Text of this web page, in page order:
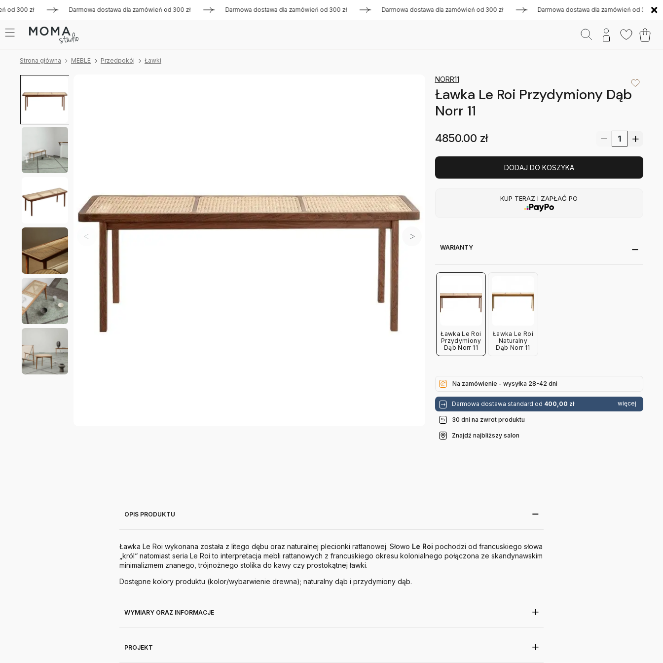
300 zł Darmowa dostawa dla zamówień od 300 zł Darmowa dostawa dla zamówień od 300 zł Darmowa dostawa dla zamówień od 300 zł Darmowa dostawa dla zamówień od 300 zł
Strona główna MEBLE Przedpokój Ławki
NORR11
Ławka Le Roi Przydymiony Dąb
Norr 11
4850.00 zł
DODAJ DO KOSZYKA
KUP TERAZ I ZAPŁAĆ PO
WARIANTY
Ławka Le Roi
Przydymiony
Dąb Norr 11
Ławka Le Roi
Naturalny
Dąb Norr 11
Na zamówienie - wysyłka 28-42 dni
Darmowa dostawa standard od 400,00 zł więcej
30 dni na zwrot produktu
Znajdź najbliższy salon
OPIS PRODUKTU
Ławka Le Roi wykonana została z litego dębu oraz naturalnej plecionki rattanowej. Słowo Le Roi pochodzi od francuskiego słowa
„król“ natomiast seria Le Roi to interpretacja mebli rattanowych z francuskiego okresu kolonialnego połączona ze skandynawskim
minimalizmem znanego, trójnożnego stolika do kawy czy prostokątnej ławki.
Dostępne kolory produktu (kolor/wybarwienie drewna); naturalny dąb i przydymiony dąb.
WYMIARY ORAZ INFORMACJE
PROJEKT